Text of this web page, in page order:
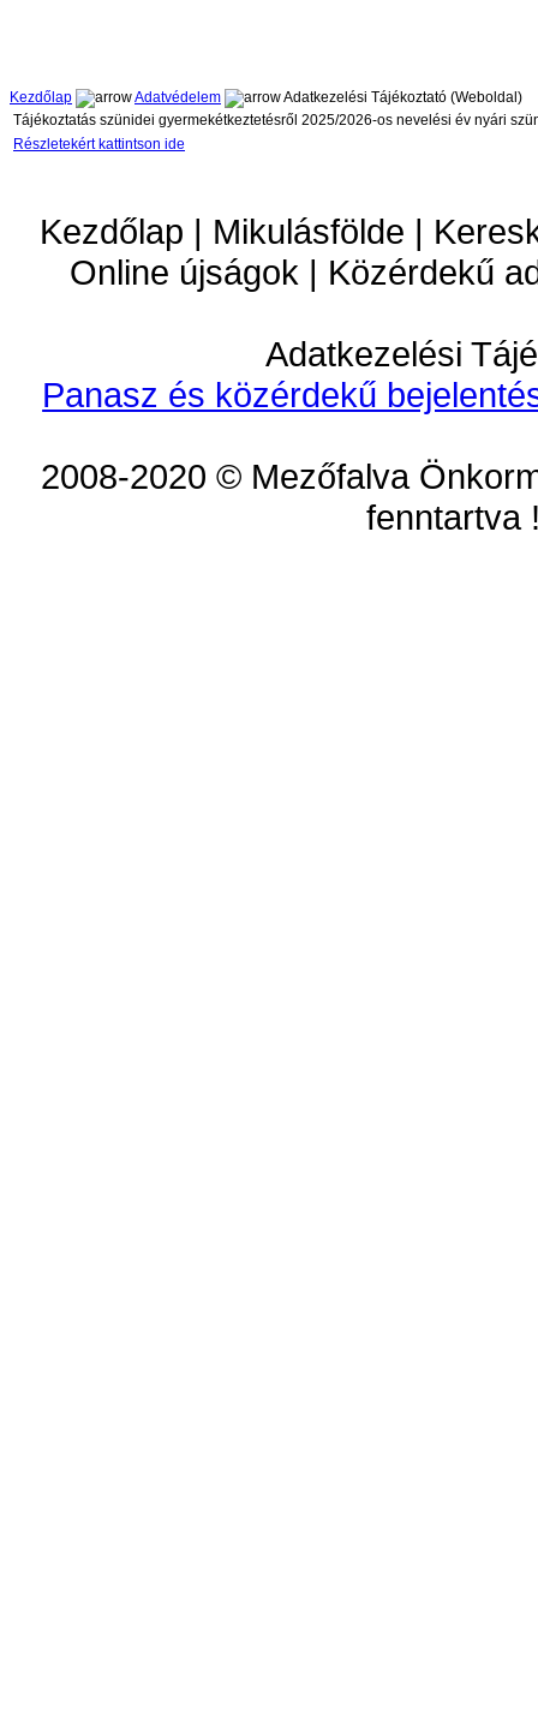
Kezdőlap Adatvédelem
Adatkezelési Tájékoztató (Weboldal)
Tájékoztatás szünidei gyermekétkeztetésről 2025/2026-os nevelési év nyári
Részletekért kattintson ide
Kezdőlap | Mikulásfölde |
Online újságok | Közérdekű
Adatkezelési
Panasz és közérdekű
2008-2020 © Mezőfalva
fenntartva